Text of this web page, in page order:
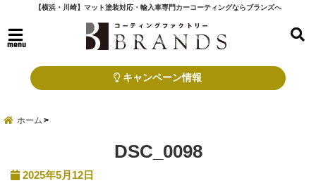
【横浜・川崎】マット塗装対応・輸入車専門カーコーティングならブランズへ
menu
キャンペーン情報
ホーム
DSC_0098
2025年5月12日